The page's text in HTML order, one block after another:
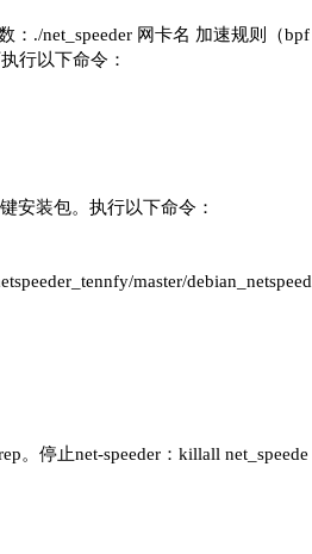
./net_speeder 网卡名 加速规则（bpf
行以下命令：
安装包。执行以下命令：
master/debian_netspeed
。停止net-speeder：killall net_speede